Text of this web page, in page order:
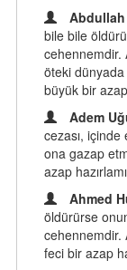
Abdullah
bile bile
cehennemdir.
öteki
büyük bir azap
Adem
cezası,
ona gazap
azap
Ahmed
öldürürse
cehennemdir.
feci bir azap